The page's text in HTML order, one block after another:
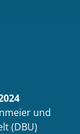
und
(DBU)